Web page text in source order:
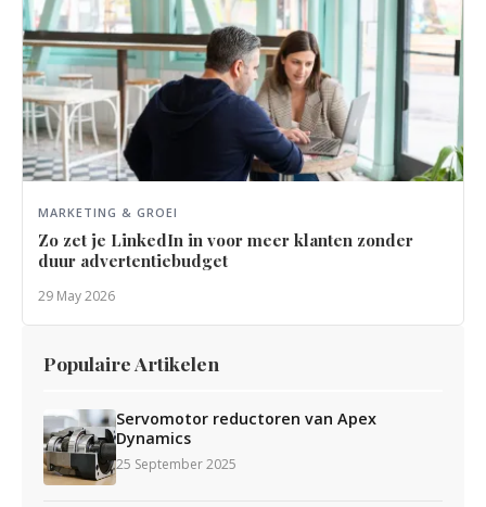
MARKETING & GROEI
Zo zet je LinkedIn in voor meer klanten zonder
duur advertentiebudget
29 May 2026
Populaire Artikelen
Servomotor reductoren van Apex
Dynamics
25 September 2025